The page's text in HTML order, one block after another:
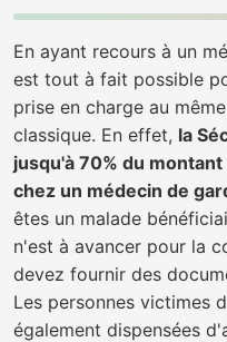
En ayant recours à un
est tout à fait possible
prise en charge au
classique. En effet, la
jusqu'à 70% du
chez un médecin de
êtes un malade
n'est à avancer pour la
devez fournir des
Les personnes victimes
également dispensées